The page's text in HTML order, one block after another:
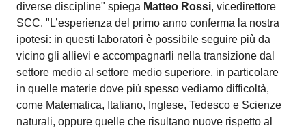
diverse discipline" spiega Matteo Rossi, vicedirettore
SCC. "L’esperienza del primo anno conferma la nostra
ipotesi: in questi laboratori è possibile seguire più da
vicino gli allievi e accompagnarli nella transizione dal
settore medio al settore medio superiore, in particolare
in quelle materie dove più spesso vediamo difficoltà,
come Matematica, Italiano, Inglese, Tedesco e Scienze
naturali, oppure quelle che risultano nuove rispetto al